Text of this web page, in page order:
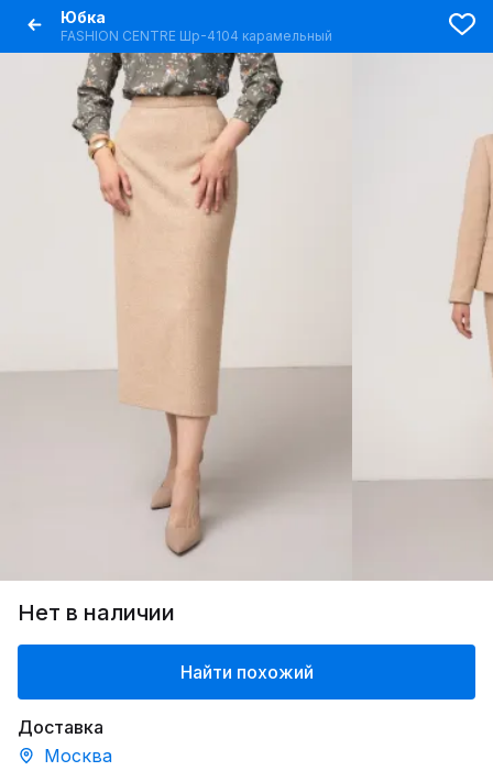
Юбка
FASHION CENTRE Шр-4104 карамельный
Нет в наличии
Найти похожий
Доставка
Москва